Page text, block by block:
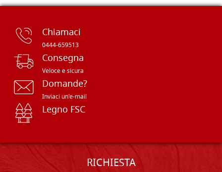
Chiamaci
0444-659513
Consegna
Veloce e sicura
Domande?
Inviaci un'e-mail
Legno FSC
RICHIESTA